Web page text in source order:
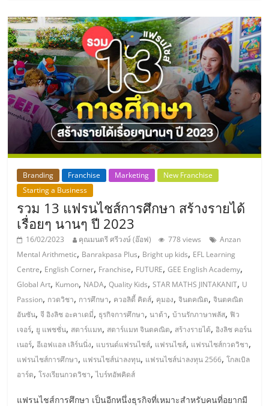
เปิด
ร้าน
ปรึกษา
ฟรี,
บริการ
พัฒนา
ระบบ
แฟ
รน
ไชส์"
"ศูนย์
รวม
ข้อมูล
SME
Branding Franchise Marketing
New Franchise
Starting a Business
รวม 13 แฟรนไชส์การศึกษา สร้างรายได้
เรื่อยๆ นานๆ ปี 2023
16/02/2023 คุณมนตรี ศรีวงษ์ (อ๊อฟ) 778 views
Anzan
Mental Arithmetic, Banrakpasa Plus, Bright up kids, EFL Learning
Centre, English Corner, Franchise, FUTURE,GEE English Academy,
Global Art, Kumon, NADA,Quality Kids,STAR MATHS JINTAKANIT, U
Passion, กวดวิชา, การศึกษา, ควอลิตี้ คิดส์, คุมอง,จินตคณิต,จินตคณิต
อันซัน,จี อิงลิช อะคาเดมี่, ธุรกิจการศึกษา,นาด้า,บ้านรักภาษาพลัส,ฟิว
เจอร์, ยู แพชชั่น, สตาร์แมท, สตาร์แมท จินตคณิต, สร้างรายได้,อิงลิช คอร์น
เนอร์,อีเอฟแอล เลิร์นนิ่ง, แบรนด์แฟรนไชส์, แฟรนไชส์, แฟรนไชส์กวดวิชา,
แฟรนไชส์การศึกษา, แฟรนไชส์น่าลงทุน, แฟรนไชส์น่าลงทุน 2566,โกลเบิล
อาร์ต,โรงเรียนกวดวิชา,ไบร์ทอัพคิดส์
แฟรนไชส์การศึกษา เป็นอีกหนึ่งธุรกิจที่เหมาะสำหรับคนที่อยากมี